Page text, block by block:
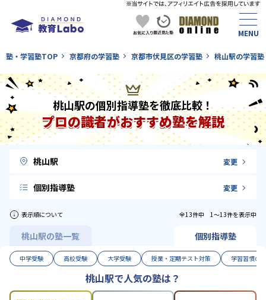
塾・学習塾TOP 京都府の学習塾 京都市伏見区の学習塾 桃山駅の学習塾
桃山駅の個別指導塾を徹底比較！
プロの識者がおすすめ塾を解説
桃山駅 変更
個別指導塾 変更
表示順について 全13件中 1〜13件を表示中
桃山駅の塾一覧 個別指導塾
中学受験 高校受験 大学受験 授業・定期テスト対策 学習習慣の
桃山駅で人気の塾は？